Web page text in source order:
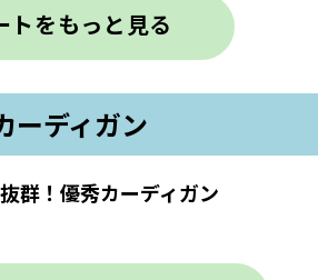
トをもっと見る
ーディガン
群！優秀カーディガン